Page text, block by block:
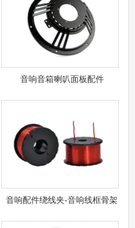
音响音箱喇叭面板配件
音响配件绕线夹-音响线框骨架